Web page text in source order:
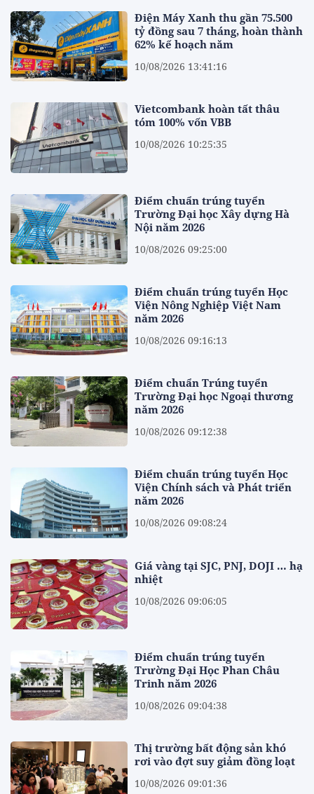
Điện Máy Xanh thu gần 75.500
tỷ đồng sau 7 tháng, hoàn thành
62% kế hoạch năm
10/08/2026 13:41:16
Vietcombank hoàn tất thâu
tóm 100% vốn VBB
10/08/2026 10:25:35
Điểm chuẩn trúng tuyển
Trường Đại học Xây dựng Hà
Nội năm 2026
10/08/2026 09:25:00
Điểm chuẩn trúng tuyển Học
Viện Nông Nghiệp Việt Nam
năm 2026
10/08/2026 09:16:13
Điểm chuẩn Trúng tuyển
Trường Đại học Ngoại thương
năm 2026
10/08/2026 09:12:38
Điểm chuẩn trúng tuyển Học
Viện Chính sách và Phát triển
năm 2026
10/08/2026 09:08:24
Giá vàng tại SJC, PNJ, DOJI … hạ
nhiệt
10/08/2026 09:06:05
Điểm chuẩn trúng tuyển
Trường Đại Học Phan Châu
Trinh năm 2026
10/08/2026 09:04:38
Thị trường bất động sản khó
rơi vào đợt suy giảm đồng loạt
10/08/2026 09:01:36